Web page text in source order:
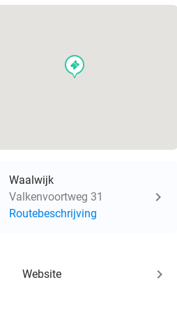
events
Waalwijk
Valkenvoortweg 31
Routebeschrijving
Website keyboard_arrow_right